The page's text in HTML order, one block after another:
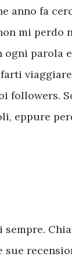
anno fa
mi perdo
parola
followers.
eppure